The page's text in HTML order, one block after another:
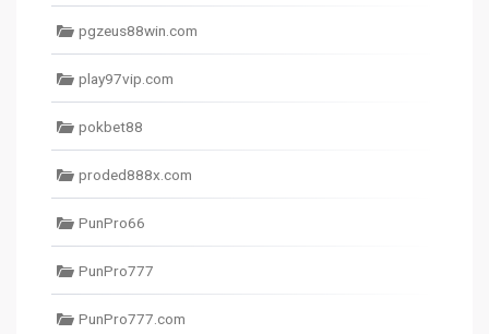
pgzeus88win.com
play97vip.com
pokbet88
proded888x.com
PunPro66
PunPro777
PunPro777.com